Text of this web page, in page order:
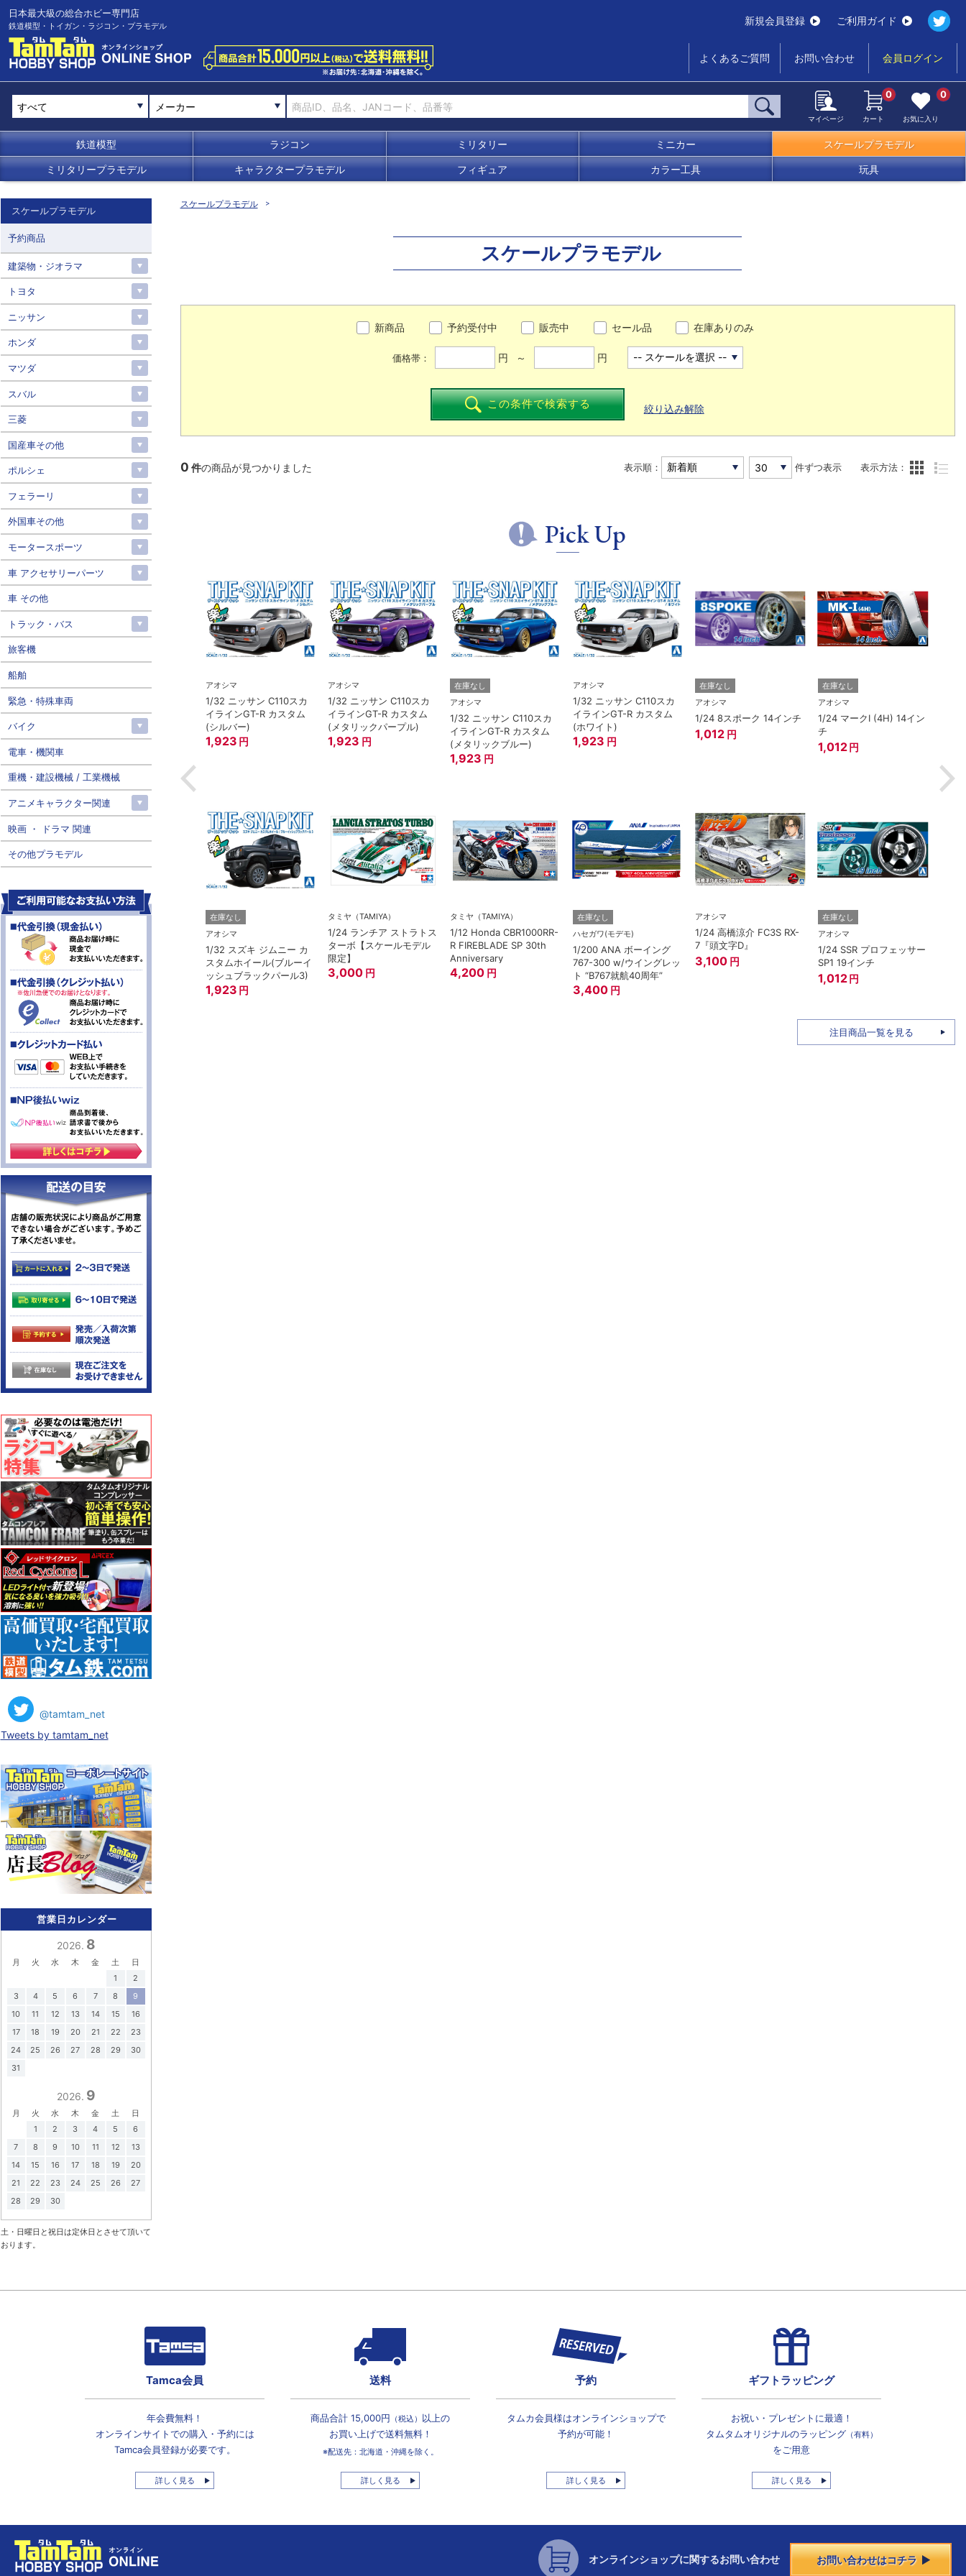
日本最大級の総合ホビー専門店
鉄道模型・トイガン・ラジコン・プラモデル 新規会員登録 ご利用ガイド
よくあるご質問 お問い合わせ 会員ログイン
メーカー
マイページ カート
0
お気に入り
0
鉄道模型 ラジコン ミリタリー ミニカー スケールプラモデル
ミリタリープラモデル キャラクタープラモデル フィギュア カラー工具 玩具
スケールプラモデル
スケールプラモデル
新商品 予約受付中 販売中 セール品 在庫ありのみ
価格帯： 円 ～ 円
この条件で検索する 絞り込み解除
0 件の商品が見つかりました 表示順： 件ずつ表示 表示方法：
Pick Up
）
R ストリート
アオシマ
アレディZ(ブリリアント
1,822円
アオシマ
1/32 ニッサン C110スカ
イラインGT-R カスタム
(シルバー)
1,923 円
アオシマ
1/32 ニッサン C110スカ
イラインGT-R カスタム
(メタリックパープル)
1,923 円
在庫なし
アオシマ
1/32 ニッサン C110スカ
イラインGT-R カスタム
(メタリックブルー)
1,923 円
アオシマ
1/32 ニッサン C110スカ
イラインGT-R カスタム
(ホワイト)
1,923 円
在庫なし
アオシマ
1/24 8スポーク 14インチ
1,012 円
在庫なし
アオシマ
1/24 マークI (4H) 14イン
チ
1,012 円
在庫なし
アオシマ
1/32 スズキ ジムニー カ
スタムホイール(ブルーイ
ッシュブラックパール3)
1,923 円
タミヤ（TAMIYA）
1/24 ランチア ストラトス
ターボ【スケールモデル
限定】
3,000 円
タミヤ（TAMIYA）
1/12 Honda CBR1000RR-
R FIREBLADE SP 30th
Anniversary
4,200 円
在庫なし
ハセガワ(モデモ)
1/200 ANA ボーイング
767-300 w/ウイングレッ
ト “B767就航40周年”
3,400 円
アオシマ
1/24 高橋涼介 FC3S RX-
7『頭文字D』
3,100 円
在庫なし
アオシマ
1/24 SSR プロフェッサー
SP1 19インチ
1,012 円
注目商品一覧を見る
スケールプラモデル
予約商品
建築物・ジオラマ
トヨタ
ニッサン
ホンダ
マツダ
スバル
三菱
国産車その他
ポルシェ
フェラーリ
外国車その他
モータースポーツ
車 アクセサリーパーツ
車 その他
トラック・バス
旅客機
船舶
緊急・特殊車両
バイク
電車・機関車
重機・建設機械 / 工業機械
アニメキャラクター関連
映画 ・ ドラマ 関連
その他プラモデル
@tamtam_net
Tweets by tamtam_net
営業日カレンダー
2026. 8
月 火 水 木 金 土
日
1
2
3
4 5 6 7 8
9
10
11 12 13 14 15
16
17
18 19 20 21 22
23
24
25 26 27 28 29
30
31
2026. 9
月 火 水 木 金 土
日
1
2 3 4 5
6
7
8 9 10 11 12
13
14
15 16 17 18 19
20
21
22 23 24 25 26
27
28
29 30
土・日曜日と祝日は定休日とさせて頂いて
おります。
Tamca会員
年会費無料！
オンラインサイトでの購入・予約には
Tamca会員登録が必要です。
詳しく見る
送料
商品合計 15,000円 （税込） 以上の
お買い上げで送料無料！
※配送先：北海道・沖縄を除く。
詳しく見る
予約
タムカ会員様はオンラインショップで
予約が可能！
詳しく見る
ギフトラッピング
お祝い・プレゼントに最適！
タムタムオリジナルのラッピング （有料）
をご用意
詳しく見る
オンラインショップに関するお問い合わせ お問い合わせはコチラ